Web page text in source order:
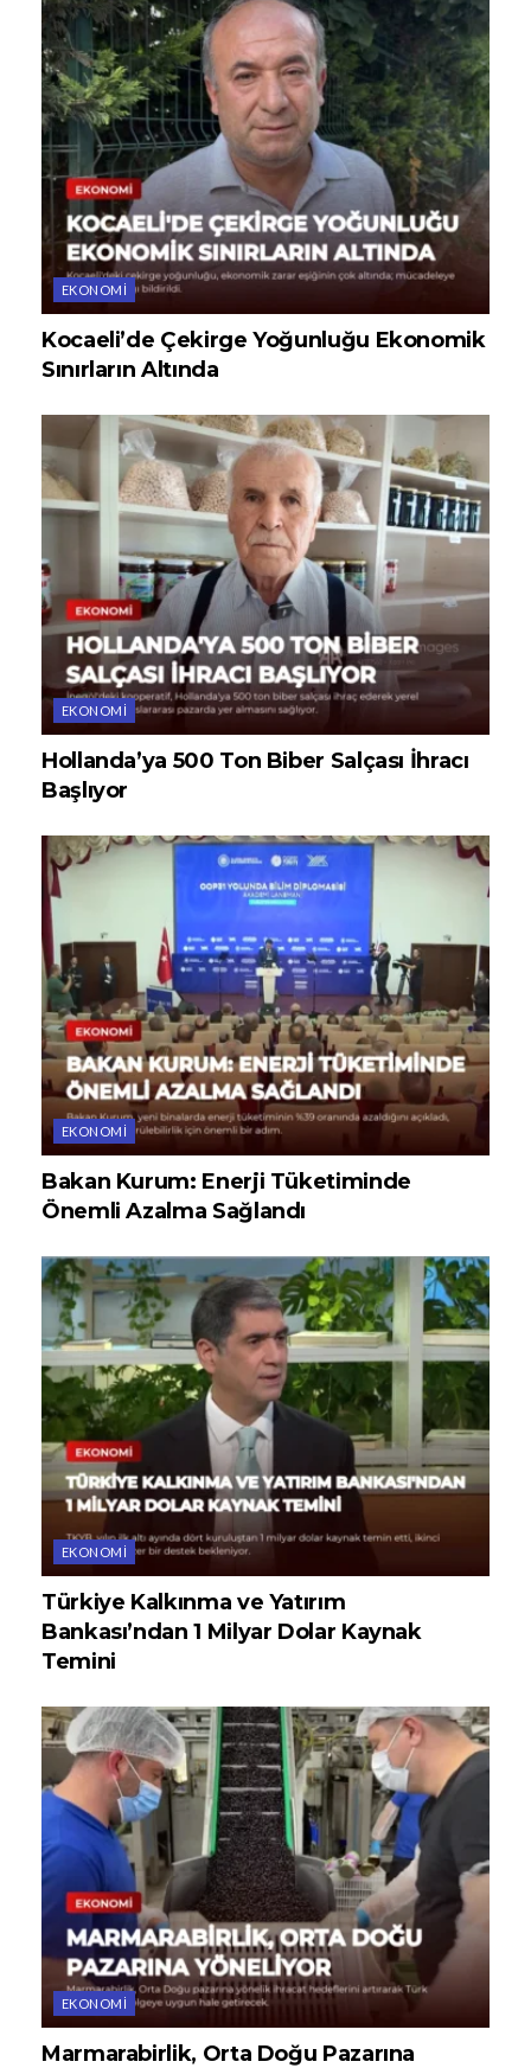
EKONOMI
Kocaeli’de Çekirge Yoğunluğu Ekonomik
Sınırların Altında
EKONOMI
Hollanda’ya 500 Ton Biber Salçası İhracı
Başlıyor
EKONOMI
Bakan Kurum: Enerji Tüketiminde
Önemli Azalma Sağlandı
EKONOMI
Türkiye Kalkınma ve Yatırım
Bankası’ndan 1 Milyar Dolar Kaynak
Temini
EKONOMI
Marmarabirlik, Orta Doğu Pazarına